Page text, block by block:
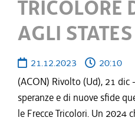
TRICOLORE
AGLI STATES
21.12.2023
20:10
(ACON) Rivolto (Ud), 21
speranze e di nuove sfide
le Frecce Tricolori. Un 2024